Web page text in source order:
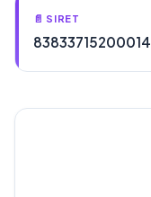
📄 SIRET
83833715200014